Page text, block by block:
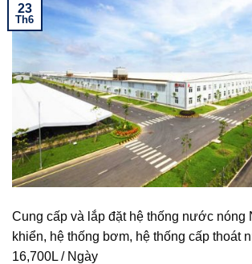
23
Th6
Cung cấp và lắp đặt hệ thống nước nóng
khiển, hệ thống bơm, hệ thống cấp thoát
16,700L / Ngày